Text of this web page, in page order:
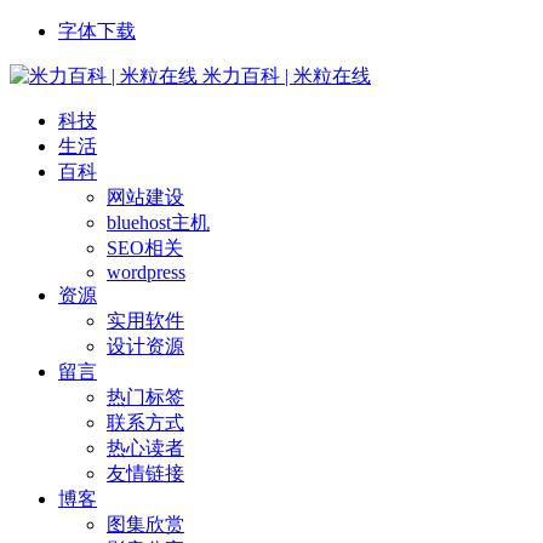
字体下载
米力百科 | 米粒在线
科技
生活
百科
网站建设
bluehost主机
SEO相关
wordpress
资源
实用软件
设计资源
留言
热门标签
联系方式
热心读者
友情链接
博客
图集欣赏